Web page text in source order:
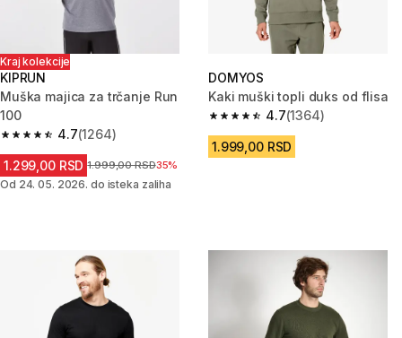
Kraj kolekcije
KIPRUN
Muška majica za trčanje Run
100
4.7
4.7 od 5 zvezdica from 1264 Recenzije
(1264)
1.299,00 RSD Cena pre sniženja
1.999,00 RSD35%
Od 24. 05. 2026. do isteka zaliha
DOMYOS
Kaki muški topli duks od flisa
4.7
4.7 od 5 zvezdica from 1364
(1364)
1.999,00 RSD